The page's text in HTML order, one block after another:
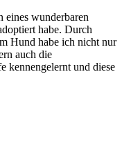
eines wunderbaren
habe. Durch
Hund habe ich nicht nur
auch die
kennengelernt und diese